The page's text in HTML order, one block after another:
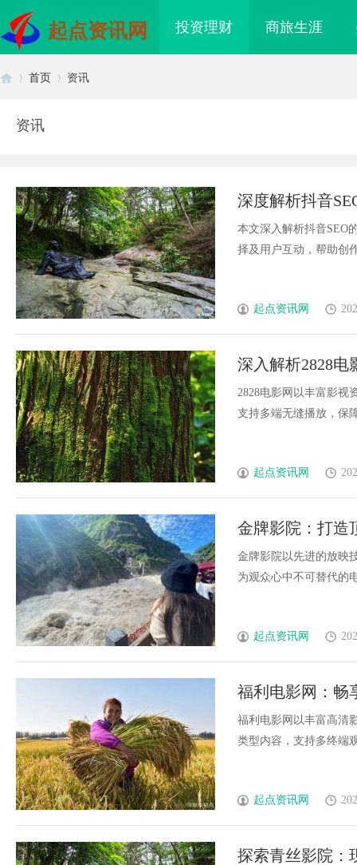
起点资讯网 投资理财 商旅生涯
首页 资讯
资讯
深度解析抖音
本文深入解析抖音SEO
择及用户互动，帮助创
起点资讯网
深入解析2828
2828电影网以丰富影视
支持多端无缝播放，保
起点资讯网
金牌影院：打造
金牌影院以先进的放映
为观众心中不可替代的
起点资讯网
福利电影网：畅
择
福利电影网以丰富高清
类型内容，支持多终端
起点资讯网
探索青丝影院：
新时代影视娱乐的创 匠心筑绿居 品质铸金鼎 ——山
高分子材料有限公司董事长陈世